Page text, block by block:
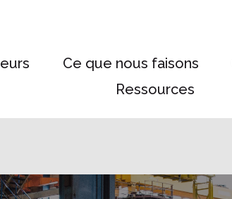
Ce que nous faisons
Ressources